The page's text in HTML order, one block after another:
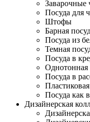
Заварочные
Посуда для
Штофы
Барная
Посуда из
Темная
Посуда в
Однотонная
Посуда в
Посуда как
Дизайнерская